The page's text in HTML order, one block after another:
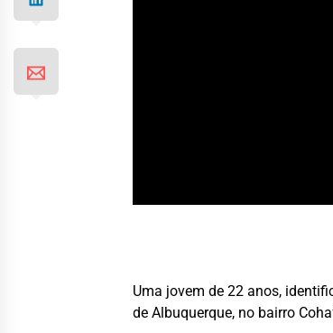
Uma jovem de 22 anos,
de Albuquerque, no bairro